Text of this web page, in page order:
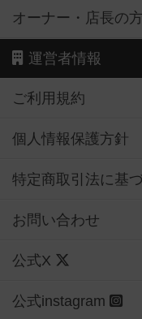
オーナー・店長の
運営者情報
ご利用規約
個人情報保護方針
特定商取引法に基
お問い合わせ
公式X
公式instagram